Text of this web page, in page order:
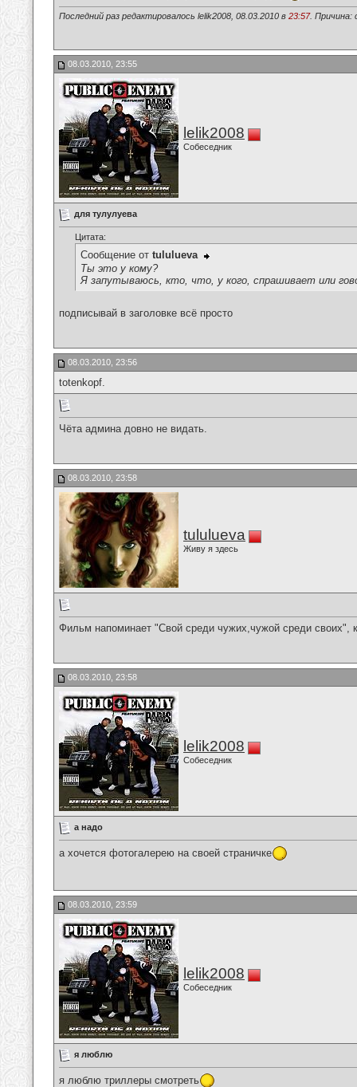
Последний раз редактировалось lelik2008, 08.03.2010 в 23:57. Причина:
08.03.2010, 23:55
lelik2008
Собеседник
для тулулуева
Цитата:
Сообщение от tululueva
Ты это у кому?
Я запутываюсь, кто, что, у кого, спрашивает или
подписывай в заголовке всё просто
08.03.2010, 23:56
totenkopf.
Чёта админа довно не видать.
08.03.2010, 23:58
tululueva
Живу я здесь
Фильм напоминает "Свой среди чужих,чужой среди своих",
08.03.2010, 23:58
lelik2008
Собеседник
а надо
а хочется фотогалерею на своей страничке
08.03.2010, 23:59
lelik2008
Собеседник
я люблю
я люблю триллеры смотреть